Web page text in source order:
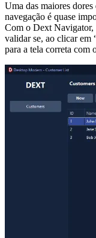
Uma das maiores
navegação é quase
Com o Dext Navigator,
validar se, ao clicar em
para a tela correta com